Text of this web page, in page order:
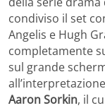
condiviso il set
Angelis e Hugh
completamente
sul grande
Aaron Sorkin, il